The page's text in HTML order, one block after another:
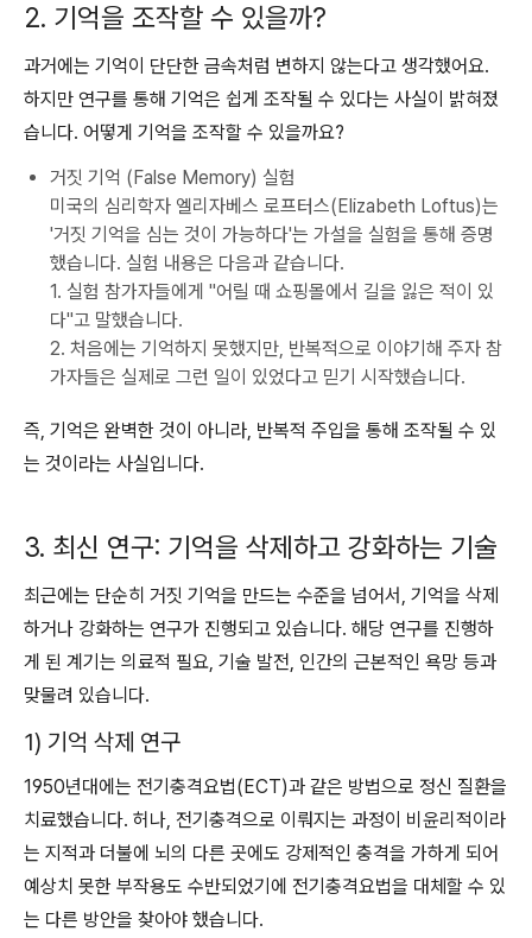
2. 기억을 조작할 수 있을까?
과거에는 기억이 단단한 금속처럼 변하지 않는다고 생각했어요.
하지만 연구를 통해 기억은 쉽게 조작될 수 있다는 사실이 밝혀졌
습니다. 어떻게 기억을 조작할 수 있을까요?
거짓 기억 (False Memory) 실험
미국의 심리학자 엘리자베스 로프터스(Elizabeth Loftus)는
'거짓 기억을 심는 것이 가능하다'는 가설을 실험을 통해 증명
했습니다. 실험 내용은 다음과 같습니다.
1. 실험 참가자들에게 "어릴 때 쇼핑몰에서 길을 잃은 적이 있
다"고 말했습니다.
2. 처음에는 기억하지 못했지만, 반복적으로 이야기해 주자 참
가자들은 실제로 그런 일이 있었다고 믿기 시작했습니다.
즉, 기억은 완벽한 것이 아니라, 반복적 주입을 통해 조작될 수 있
는 것이라는 사실입니다.
3. 최신 연구: 기억을 삭제하고 강화하는 기술
최근에는 단순히 거짓 기억을 만드는 수준을 넘어서, 기억을 삭제
하거나 강화하는 연구가 진행되고 있습니다. 해당 연구를 진행하
게 된 계기는 의료적 필요, 기술 발전, 인간의 근본적인 욕망 등과
맞물려 있습니다.
1) 기억 삭제 연구
1950년대에는 전기충격요법(ECT)과 같은 방법으로 정신 질환을
치료했습니다. 허나, 전기충격으로 이뤄지는 과정이 비윤리적이라
는 지적과 더불에 뇌의 다른 곳에도 강제적인 충격을 가하게 되어
예상치 못한 부작용도 수반되었기에 전기충격요법을 대체할 수 있
는 다른 방안을 찾아야 했습니다.